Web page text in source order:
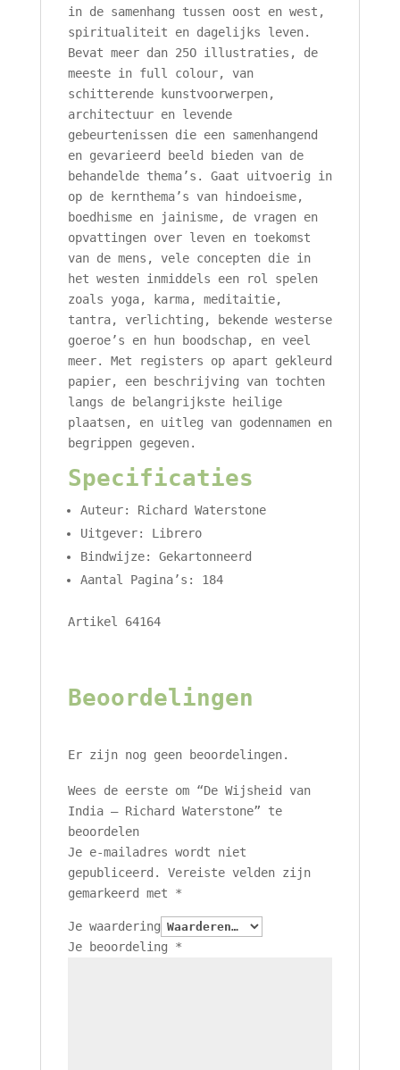
in de samenhang tussen oost en west,
spiritualiteit en dagelijks leven.
Bevat meer dan 25O illustraties, de
meeste in full colour, van
schitterende kunstvoorwerpen,
architectuur en levende
gebeurtenissen die een samenhangend
en gevarieerd beeld bieden van de
behandelde thema’s. Gaat uitvoerig in
op de kernthema’s van hindoeisme,
boedhisme en jainisme, de vragen en
opvattingen over leven en toekomst
van de mens, vele concepten die in
het westen inmiddels een rol spelen
zoals yoga, karma, meditaitie,
tantra, verlichting, bekende westerse
goeroe’s en hun boodschap, en veel
meer. Met registers op apart gekleurd
papier, een beschrijving van tochten
langs de belangrijkste heilige
plaatsen, en uitleg van godennamen en
begrippen gegeven.
Specificaties
Auteur: Richard Waterstone
Uitgever: Librero
Bindwijze: Gekartonneerd
Aantal Pagina’s: 184
Artikel 64164
Beoordelingen
Er zijn nog geen beoordelingen.
Wees de eerste om “De Wijsheid van
India – Richard Waterstone” te
beoordelen
Je e-mailadres wordt niet
gepubliceerd.
Vereiste velden zijn
gemarkeerd met *
Je waardering
Je beoordeling *